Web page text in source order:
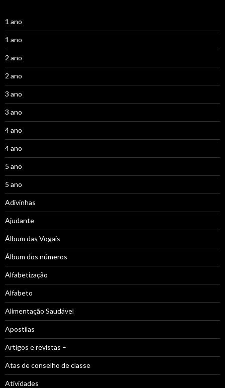
1 ano
1 ano
2 ano
2 ano
3 ano
3 ano
4 ano
4 ano
5 ano
5 ano
Adivinhas
Ajudante
Álbum das Vogais
Álbum dos números
Alfabetização
Alfabeto
Alimentação Saudável
Apostilas
Artigos e revistas –
Atas de conselho de classe
Atividades